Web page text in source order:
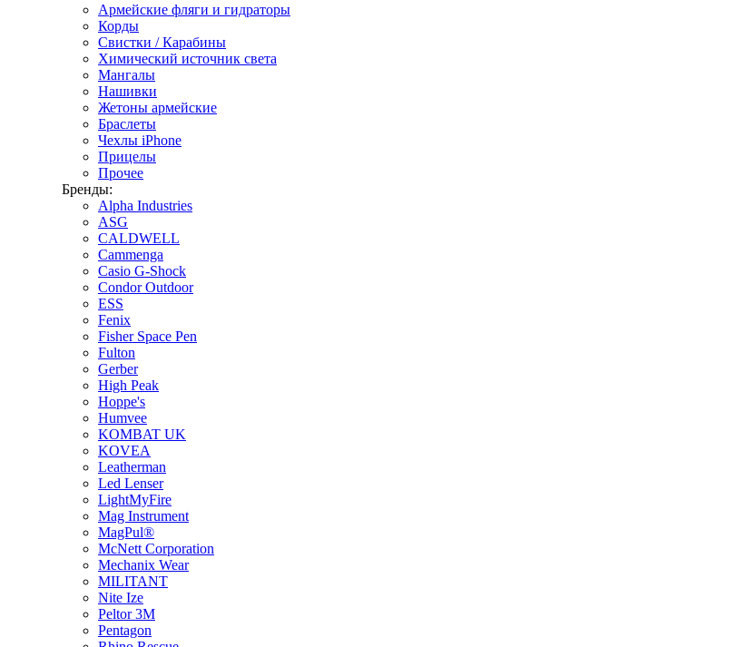
Армейские фляги и гидраторы
Корды
Свистки / Карабины
Химический источник света
Мангалы
Нашивки
Жетоны армейские
Браслеты
Чехлы iPhone
Прицелы
Прочее
Бренды:
Alpha Industries
ASG
CALDWELL
Cammenga
Casio G-Shock
Condor Outdoor
ESS
Fenix
Fisher Space Pen
Fulton
Gerber
High Peak
Hoppe's
Humvee
KOMBAT UK
KOVEA
Leatherman
Led Lenser
LightMyFire
Mag Instrument
MagPul®
McNett Corporation
Mechanix Wear
MILITANT
Nite Ize
Peltor 3M
Pentagon